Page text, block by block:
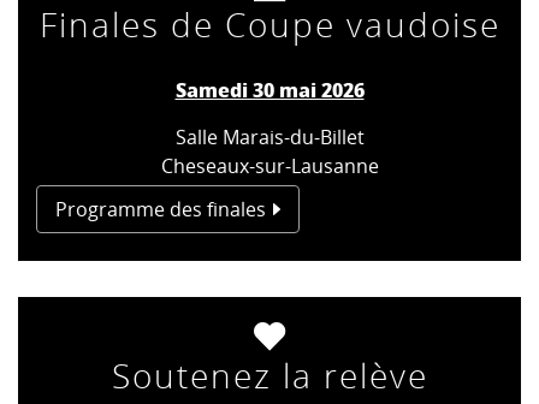
Finales de Coupe vaudoise
Samedi 30 mai 2026
Salle Marais-du-Billet
Cheseaux-sur-Lausanne
Programme des finales
Soutenez la relève